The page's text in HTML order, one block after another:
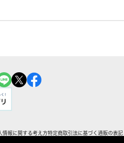
情報に関する考え方特定商取引法に基づく通販の表記